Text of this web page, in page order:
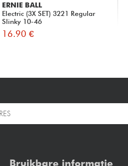
ERNIE BALL
Electric (3X SET) 3221 Regular
Slinky 10-46
16.90 €
Bruikbare informatie